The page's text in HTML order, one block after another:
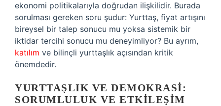
ekonomi politikalarıyla doğrudan ilişkilidir. Burada
sorulması gereken soru şudur: Yurttaş, fiyat artışını
bireysel bir talep sonucu mu yoksa sistemik bir
iktidar tercihi sonucu mu deneyimliyor? Bu ayrım,
katılım ve bilinçli yurttaşlık açısından kritik
önemdedir.
YURTTAŞLIK VE DEMOKRASI:
SORUMLULUK VE ETKILEŞIM